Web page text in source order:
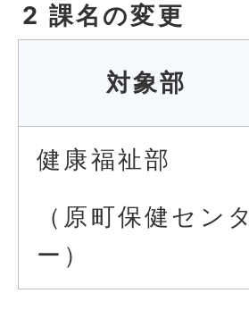
2 課名の変更
対象部
健康福祉部
（原町保健センタ
ー）